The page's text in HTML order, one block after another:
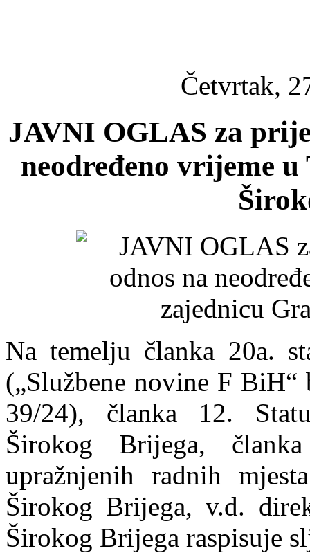
Četvrtak,
JAVNI OGLAS za
neodređeno vrijeme
Na temelju članka 20a.
(„Službene novine F
39/24), članka 12.
Širokog Brijega,
upražnjenih radnih
Širokog Brijega, v.d.
Širokog Brijega raspisuje